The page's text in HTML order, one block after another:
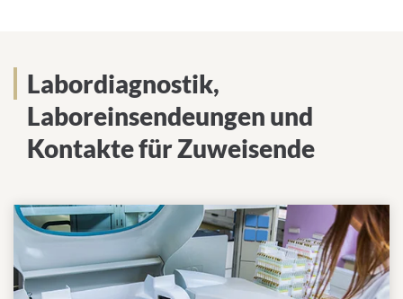
Labordiagnostik,
Laboreinsendeungen und
Kontakte für Zuweisende